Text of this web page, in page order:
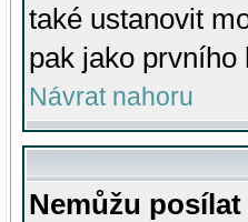
také ustanovit
pak jako prvního
Návrat nahoru
Nemůžu